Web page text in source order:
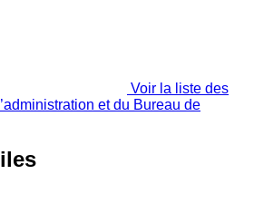
Voir la liste des
et du Bureau de